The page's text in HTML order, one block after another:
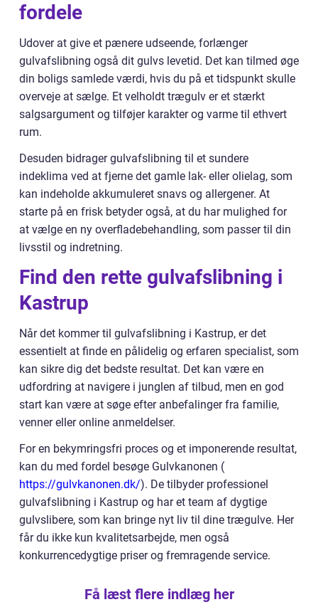
fordele
Udover at give et pænere udseende, forlænger
gulvafslibning også dit gulvs levetid. Det kan tilmed øge
din boligs samlede værdi, hvis du på et tidspunkt skulle
overveje at sælge. Et velholdt trægulv er et stærkt
salgsargument og tilføjer karakter og varme til ethvert
rum.
Desuden bidrager gulvafslibning til et sundere
indeklima ved at fjerne det gamle lak- eller olielag, som
kan indeholde akkumuleret snavs og allergener. At
starte på en frisk betyder også, at du har mulighed for
at vælge en ny overfladebehandling, som passer til din
livsstil og indretning.
Find den rette gulvafslibning i
Kastrup
Når det kommer til gulvafslibning i Kastrup, er det
essentielt at finde en pålidelig og erfaren specialist, som
kan sikre dig det bedste resultat. Det kan være en
udfordring at navigere i junglen af tilbud, men en god
start kan være at søge efter anbefalinger fra familie,
venner eller online anmeldelser.
For en bekymringsfri proces og et imponerende resultat,
kan du med fordel besøge Gulvkanonen (
https://gulvkanonen.dk/). De tilbyder professionel
gulvafslibning i Kastrup og har et team af dygtige
gulvslibere, som kan bringe nyt liv til dine trægulve. Her
får du ikke kun kvalitetsarbejde, men også
konkurrencedygtige priser og fremragende service.
Få læst flere indlæg her